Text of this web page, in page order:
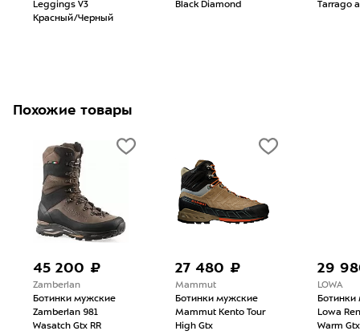
Leggings V3
Красный/Черный
Black Diamond
Tarrago
Похожие товары
45 200 ₽
Zamberlan
Ботинки мужские
Zamberlan 981
Wasatch Gtx RR
27 480 ₽
Mammut
Ботинки мужские
Mammut Kento Tour
High Gtx
29
LOWA
Ботинки
Lowa
Warm